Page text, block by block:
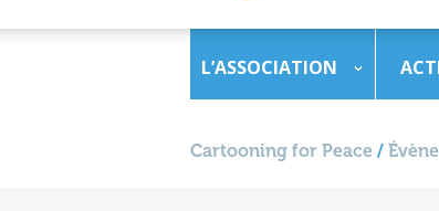
L’ASSOCIATION
Cartooning for Peace /